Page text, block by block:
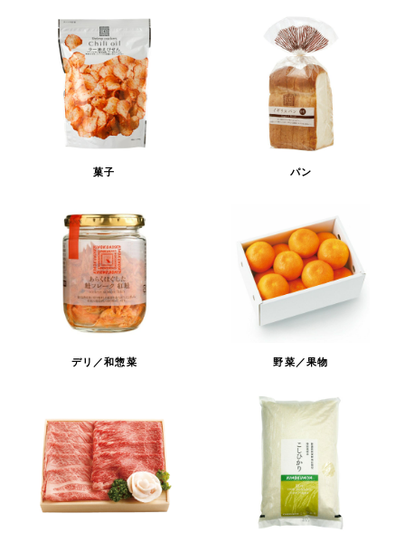
菓子 パン
デリ／和惣菜 野菜／果物